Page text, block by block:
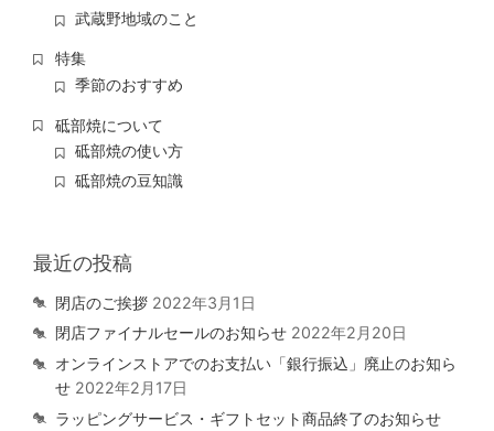
武蔵野地域のこと
特集
季節のおすすめ
砥部焼について
砥部焼の使い方
砥部焼の豆知識
最近の投稿
閉店のご挨拶 2022年3月1日
閉店ファイナルセールのお知らせ 2022年2月20日
オンラインストアでのお支払い「銀行振込」廃止のお知ら
せ 2022年2月17日
ラッピングサービス・ギフトセット商品終了のお知らせ